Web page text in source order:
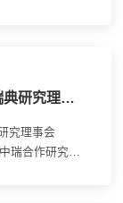
2017年度国家自然科学基金委员会与瑞典研究理事会合作研究项目指南
究理事会
瑞合作研究项